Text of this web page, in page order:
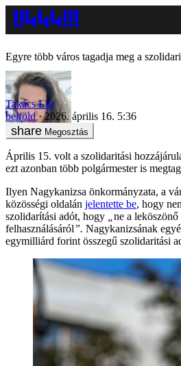
Egyre több város tagadja meg a
Takács Lili
belföld
2026. április 16. 5:36
Megosztás
Április 15. volt a szolidaritási
ezt azonban több polgármester is
Ilyen Nagykanizsa önkormányzata, a
közösségi oldalán jelentette be, hogy
szolidarítási adót, hogy
ne a
felhasználásáról”. Nagykanizsának
egymilliárd forint összegű szolidaritási